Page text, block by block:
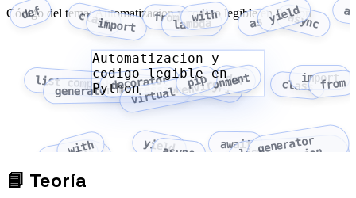
Código del tema: Automatizacion y codigo legible en Python
def classimport fromlambda
with as yieldasync
list comprehension
generator expression
decorator
virtual environment
pipPyPIdef class
import
from
lambda
withas yieldasync await
listgenerator
expression
Automatizacion y
codigo legible en
Python
📘 Teoría